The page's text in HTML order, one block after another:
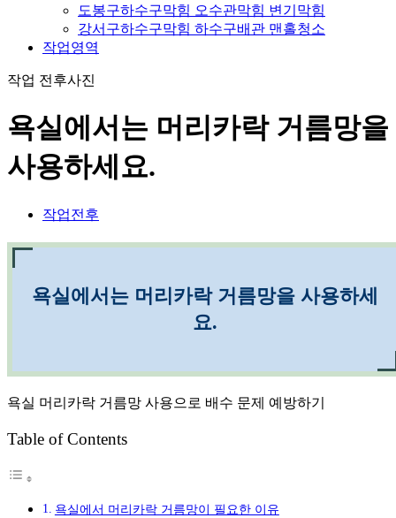
도봉구하수구막힘 오수관막힘 변기막힘
강서구하수구막힘 하수구배관 맨홀청소
작업영역
작업 전후사진
욕실에서는 머리카락 거름망을
사용하세요.
작업전후
욕실에서는 머리카락 거름망을 사용하세
요.
욕실 머리카락 거름망 사용으로 배수 문제 예방하기
Table of Contents
욕실에서 머리카락 거름망이 필요한 이유